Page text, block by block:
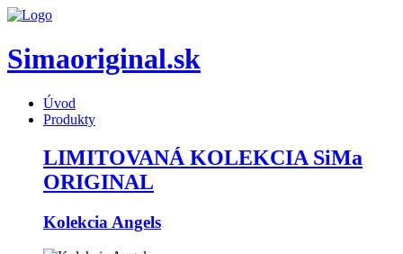
Simaoriginal.sk
Úvod
Produkty
LIMITOVANÁ KOLEKCIA SiMa
ORIGINAL
Kolekcia Angels